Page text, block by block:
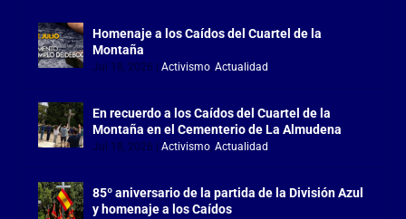
Homenaje a los Caídos del Cuartel de la
Montaña
Jul 18, 2026 |Activismo,Actualidad
En recuerdo a los Caídos del Cuartel de la
Montaña en el Cementerio de La Almudena
Jul 18, 2026 |Activismo,Actualidad
85º aniversario de la partida de la División Azul
y homenaje a los Caídos